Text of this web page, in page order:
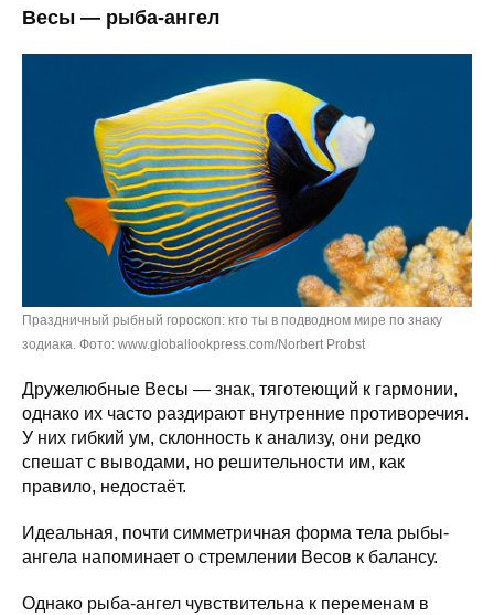
Весы — рыба-ангел
Праздничный рыбный гороскоп: кто ты в подводном мире по знаку
зодиака. Фото: www.globallookpress.com/Norbert Probst
Дружелюбные Весы — знак, тяготеющий к гармонии,
однако их часто раздирают внутренние противоречия.
У них гибкий ум, склонность к анализу, они редко
спешат с выводами, но решительности им, как
правило, недостаёт.
Идеальная, почти симметричная форма тела рыбы-
ангела напоминает о стремлении Весов к балансу.
Однако рыба-ангел чувствительна к переменам в